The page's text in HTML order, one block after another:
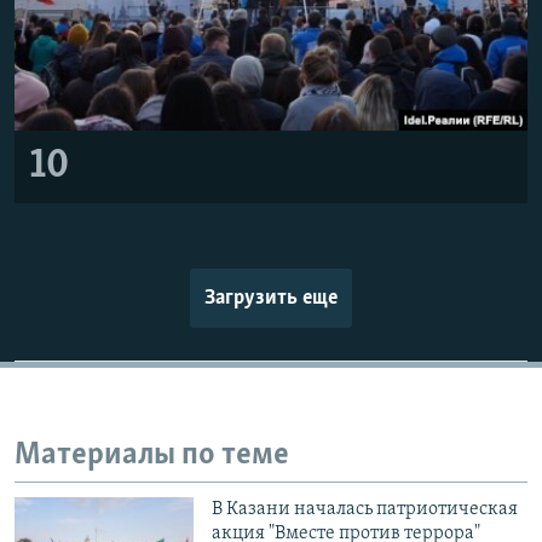
10
Загрузить еще
Материалы по теме
В Казани началась патриотическая
акция "Вместе против террора"